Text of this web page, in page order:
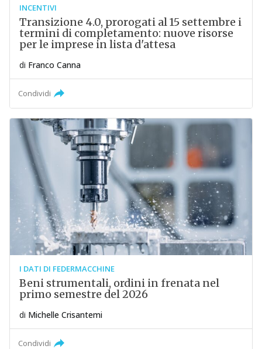
INCENTIVI
Transizione 4.0, prorogati al 15 settembre i
termini di completamento: nuove risorse
per le imprese in lista d'attesa
di Franco Canna
Condividi
I DATI DI FEDERMACCHINE
Beni strumentali, ordini in frenata nel
primo semestre del 2026
di Michelle Crisantemi
Condividi